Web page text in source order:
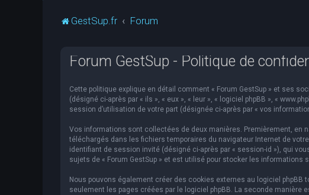
GestSup.fr Forum
Forum GestSup - Politique de
Cette politique explique en détail comment « Forum GestSup » et ses
(désigné ci-après par « ils », « eux », « leur », « logiciel phpBB », «
session d’utilisation de votre part (désignée ci-après par « vos
Vos informations sont collectées de deux manières. Premièrement, en
téléchargés dans les fichiers temporaires du navigateur Internet de
identifiant de session invité (désigné ci-après par « session-id »), qui
sujets de « Forum GestSup » et est utilisé pour stocker les
Nous pouvons également créer des cookies externes au logiciel phpBB
seulement les pages créées par le logiciel phpBB. La seconde manière